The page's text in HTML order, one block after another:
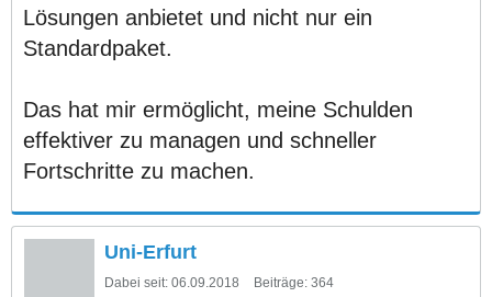
Lösungen anbietet und nicht nur ein
Standardpaket.
Das hat mir ermöglicht, meine Schulden
effektiver zu managen und schneller
Fortschritte zu machen.
Uni-Erfurt
Dabei seit: 06.09.2018 Beiträge: 364